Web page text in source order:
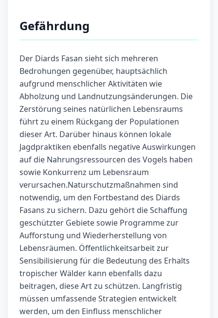
Gefährdung
Der Diards Fasan sieht sich mehreren
Bedrohungen gegenüber, hauptsächlich
aufgrund menschlicher Aktivitäten wie
Abholzung und Landnutzungsänderungen. Die
Zerstörung seines natürlichen Lebensraums
führt zu einem Rückgang der Populationen
dieser Art. Darüber hinaus können lokale
Jagdpraktiken ebenfalls negative Auswirkungen
auf die Nahrungsressourcen des Vogels haben
sowie Konkurrenz um Lebensraum
verursachen.Naturschutzmaßnahmen sind
notwendig, um den Fortbestand des Diards
Fasans zu sichern. Dazu gehört die Schaffung
geschützter Gebiete sowie Programme zur
Aufforstung und Wiederherstellung von
Lebensräumen. Öffentlichkeitsarbeit zur
Sensibilisierung für die Bedeutung des Erhalts
tropischer Wälder kann ebenfalls dazu
beitragen, diese Art zu schützen. Langfristig
müssen umfassende Strategien entwickelt
werden, um den Einfluss menschlicher